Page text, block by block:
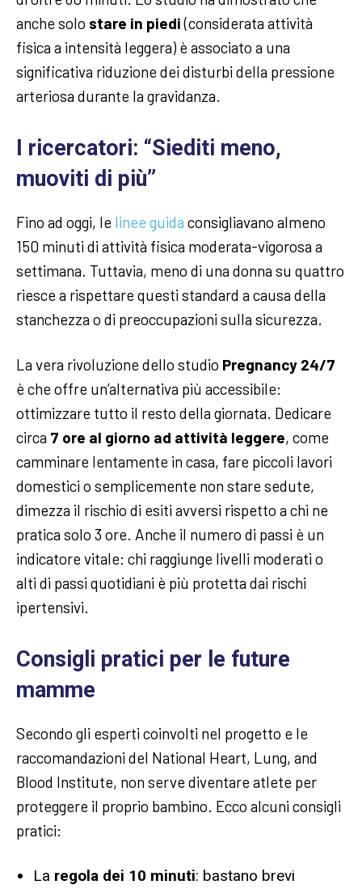
anche solo stare in piedi(considerata attività
fisica a intensità leggera) è associato a una
significativa riduzione dei disturbi della pressione
arteriosa durante la gravidanza.
I ricercatori: “Siediti meno,
muoviti di più”
Fino ad oggi, le linee guida consigliavano almeno
150 minuti di attività fisica moderata-vigorosa a
settimana. Tuttavia, meno di una donna su quattro
riesce a rispettare questi standard a causa della
stanchezza o di preoccupazioni sulla sicurezza.
La vera rivoluzione dello studio Pregnancy 24/7
è che offre un’alternativa più accessibile:
ottimizzare tutto il resto della giornata. Dedicare
circa 7 ore al giorno ad attività leggere, come
camminare lentamente in casa, fare piccoli lavori
domestici o semplicemente non stare sedute,
dimezza il rischio di esiti avversi rispetto a chi ne
pratica solo 3 ore. Anche il numero di passi è un
indicatore vitale: chi raggiunge livelli moderati o
alti di passi quotidiani è più protetta dai rischi
ipertensivi.
Consigli pratici per le future
mamme
Secondo gli esperti coinvolti nel progetto e le
raccomandazioni del National Heart, Lung, and
Blood Institute, non serve diventare atlete per
proteggere il proprio bambino. Ecco alcuni consigli
pratici:
La regola dei 10 minuti: bastano brevi